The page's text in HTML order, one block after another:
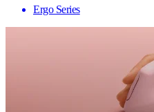
Ergo Series